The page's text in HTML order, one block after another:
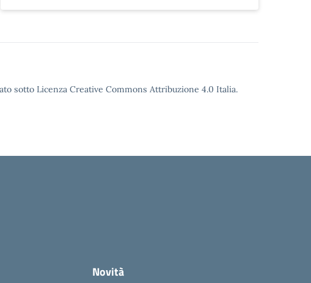
sotto Licenza Creative Commons Attribuzione 4.0 Italia.
Novità